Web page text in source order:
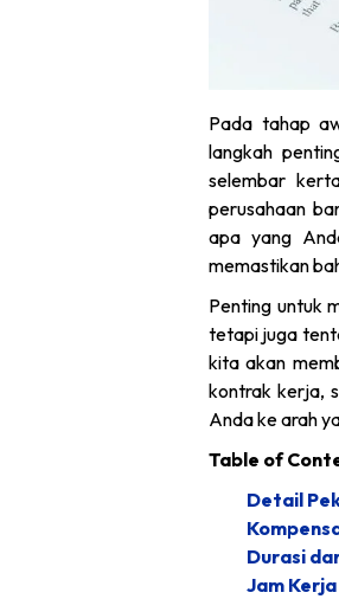
Pada tahap
langkah
selembar
perusahaan
apa yang
memastikan
Penting untuk
tetapi juga
kita akan
kontrak kerja,
Anda ke arah
Table of
Detail
Durasi
Jam